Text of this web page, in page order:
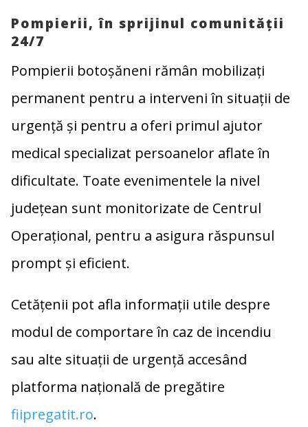
Pompierii, în sprijinul comunității
24/7
Pompierii botoșăneni rămân mobilizați
permanent pentru a interveni în situații de
urgență și pentru a oferi primul ajutor
medical specializat persoanelor aflate în
dificultate. Toate evenimentele la nivel
județean sunt monitorizate de Centrul
Operațional, pentru a asigura răspunsul
prompt și eficient.
Cetățenii pot afla informații utile despre
modul de comportare în caz de incendiu
sau alte situații de urgență accesând
platforma națională de pregătire
fiipregatit.ro.